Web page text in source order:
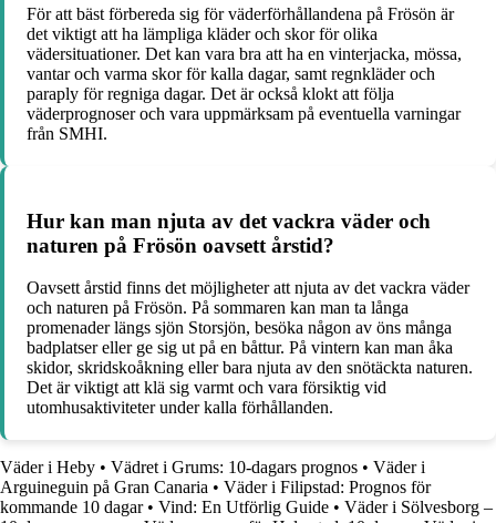
För att bäst förbereda sig för väderförhållandena på Frösön är
det viktigt att ha lämpliga kläder och skor för olika
vädersituationer. Det kan vara bra att ha en vinterjacka, mössa,
vantar och varma skor för kalla dagar, samt regnkläder och
paraply för regniga dagar. Det är också klokt att följa
väderprognoser och vara uppmärksam på eventuella varningar
från SMHI.
Hur kan man njuta av det vackra väder och
naturen på Frösön oavsett årstid?
Oavsett årstid finns det möjligheter att njuta av det vackra väder
och naturen på Frösön. På sommaren kan man ta långa
promenader längs sjön Storsjön, besöka någon av öns många
badplatser eller ge sig ut på en båttur. På vintern kan man åka
skidor, skridskoåkning eller bara njuta av den snötäckta naturen.
Det är viktigt att klä sig varmt och vara försiktig vid
utomhusaktiviteter under kalla förhållanden.
Väder i Heby • Vädret i Grums: 10-dagars prognos • Väder i
Arguineguin på Gran Canaria • Väder i Filipstad: Prognos för
kommande 10 dagar• Vind: En Utförlig Guide • Väder i Sölvesborg –